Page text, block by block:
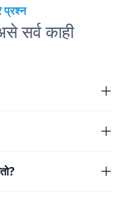
प्रश्न
सर्व काही